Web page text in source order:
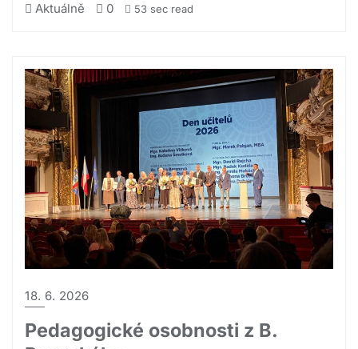
Aktuálně 0 53 sec read
18. 6. 2026
Pedagogické osobnosti z B.